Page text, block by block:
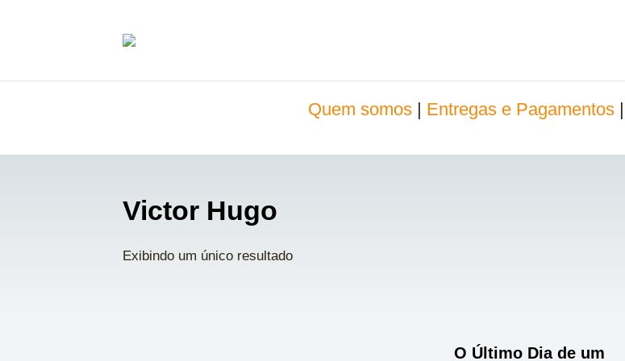
Quem somos Entregas e Pagamentos
Victor Hugo
Exibindo um único resultado
O Último Dia de um